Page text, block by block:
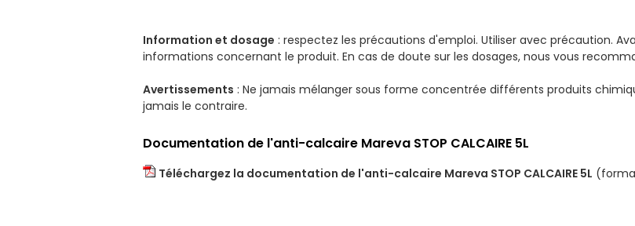
Information et dosage : respectez les précautions d'emploi. Utiliser avec précaution.
informations concernant le produit. En cas de doute sur les dosages, nous vous
Avertissements : Ne jamais mélanger sous forme concentrée différents produits
jamais le contraire.
Documentation de l'anti-calcaire Mareva STOP CALCAIRE 5L
Téléchargez la documentation de l'anti-calcaire Mareva STOP CALCAIRE 5L